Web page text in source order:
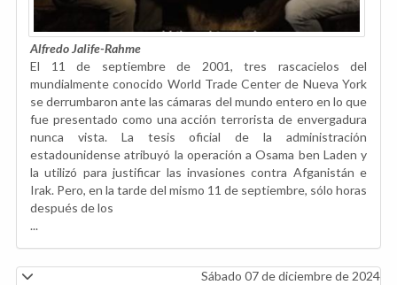
Alfredo Jalife-Rahme
El 11 de septiembre de 2001, tres rascacielos del
mundialmente conocido World Trade Center de Nueva York
se derrumbaron ante las cámaras del mundo entero en lo que
fue presentado como una acción terrorista de envergadura
nunca vista. La tesis oficial de la administración
estadounidense atribuyó la operación a Osama ben Laden y
la utilizó para justificar las invasiones contra Afganistán e
Irak. Pero, en la tarde del mismo 11 de septiembre, sólo horas
después de los
...
Sábado 07 de diciembre de 2024